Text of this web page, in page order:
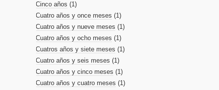
Cinco años (1)
Cuatro años y once meses (1)
Cuatro años y nueve meses (1)
Cuatro años y ocho meses (1)
Cuatros años y siete meses (1)
Cuatro años y seis meses (1)
Cuatro años y cinco meses (1)
Cuatro años y cuatro meses (1)